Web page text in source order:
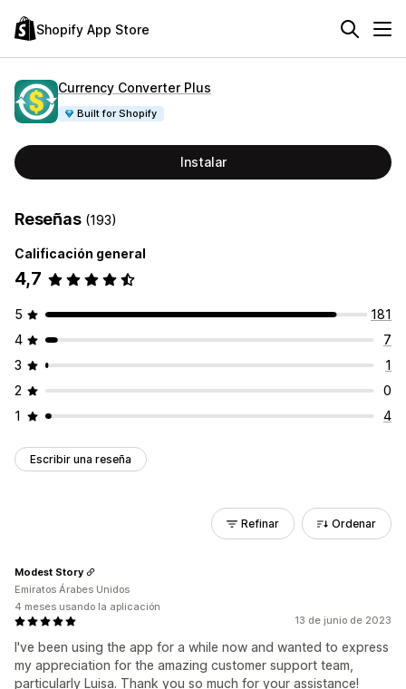
Shopify App Store
Currency Converter Plus
Built for Shopify
Instalar
Reseñas (193)
Calificación general
4,7
5
181
4
7
3
1
2
0
1
4
Escribir una reseña
Refinar Ordenar
13 de junio de 2023
I've been using the app for a while now and wanted to express
my appreciation for the amazing customer support team,
particularly Luisa. Thank you so much for your assistance!
Modest Story
Emiratos Árabes Unidos
4 meses usando la aplicación